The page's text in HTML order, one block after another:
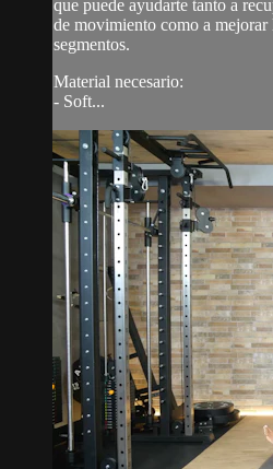
que puede ayudarte tanto a
de movimiento como a mejorar
segmentos.
Material necesario:
- Soft...